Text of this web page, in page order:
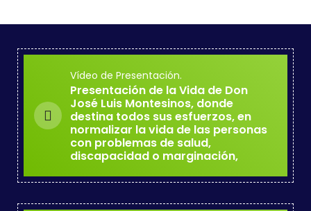
Vídeo de Presentación.
Presentación de la Vida de Don
José Luis Montesinos, donde
destina todos sus esfuerzos, en
normalizar la vida de las personas
con problemas de salud,
discapacidad o marginación,